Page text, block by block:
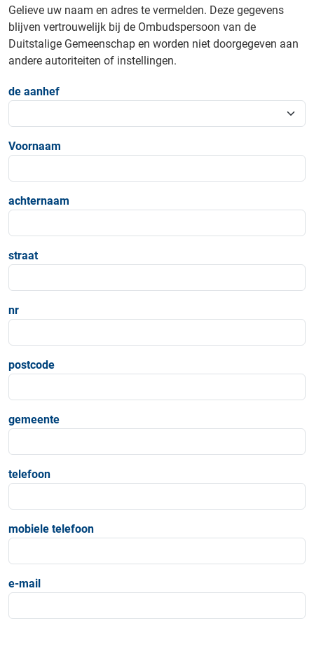
Gelieve uw naam en adres te vermelden. Deze gegevens
blijven vertrouwelijk bij de Ombudspersoon van de
Duitstalige Gemeenschap en worden niet doorgegeven aan
andere autoriteiten of instellingen.
de aanhef
Voornaam
achternaam
straat
nr
postcode
gemeente
telefoon
mobiele telefoon
e-mail